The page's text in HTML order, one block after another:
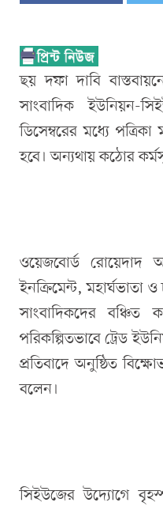
ছয় দফা দাবি
সাংবাদিক ইউনিয়ন-
ডিসেম্বরের মধ্যে
হবে। অন্যথায় কঠোর
ওয়েজবোর্ড রোয়েদাদ
ইনক্রিমেন্ট, মহার্ঘভাতা
সাংবাদিকদের
পরিকল্পিতভাবে ট্রেড
প্রতিবাদে অনুষ্ঠিত
বলেন।
সিইউজের উদ্যোগে